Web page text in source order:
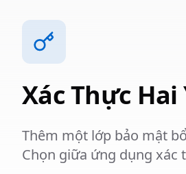
Xác Thực Hai
Thêm một lớp bảo mật
Chọn giữa ứng dụng xác